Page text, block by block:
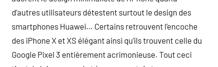
d’autres utilisateurs détestent surtout le design des
smartphones Huawei… Certains retrouvent l’encoche
des iPhone X et XS élégant ainsi qu’ils trouvent celle du
Google Pixel 3 entièrement acrimonieuse. Tout ceci